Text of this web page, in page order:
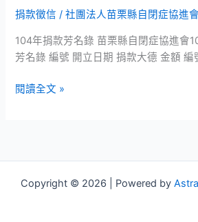
捐款徵信 /社團法人苗栗縣自閉症協進會
104年捐款芳名錄 苗栗縣自閉症協進會
芳名錄 編號 開立日期 捐款大德 金額 編
捐
款
芳
錄
閱讀全文 »
Copyright © 2026 | Powered by